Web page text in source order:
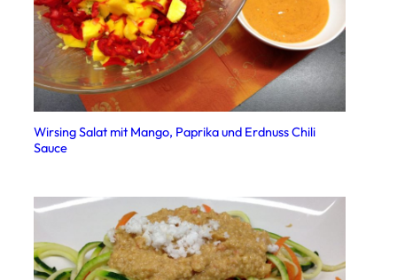
Wirsing Salat mit Mango, Paprika und Erdnuss Chili
Sauce